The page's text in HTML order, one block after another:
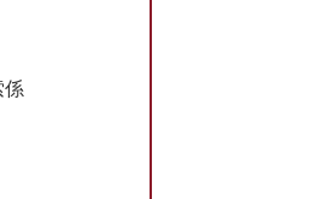
係